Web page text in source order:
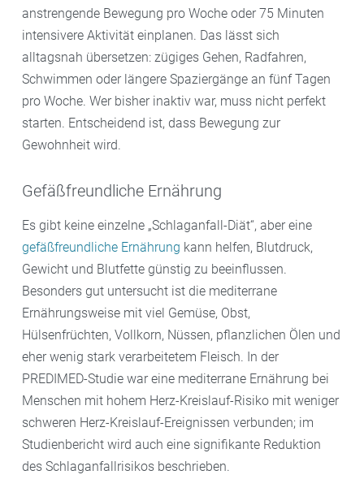
anstrengende Bewegung pro Woche oder 75 Minuten
intensivere Aktivität einplanen. Das lässt sich
alltagsnah übersetzen: zügiges Gehen, Radfahren,
Schwimmen oder längere Spaziergänge an fünf Tagen
pro Woche. Wer bisher inaktiv war, muss nicht perfekt
starten. Entscheidend ist, dass Bewegung zur
Gewohnheit wird.
Gefäßfreundliche Ernährung
Es gibt keine einzelne „Schlaganfall-Diät“, aber eine
gefäßfreundliche Ernährung kann helfen, Blutdruck,
Gewicht und Blutfette günstig zu beeinflussen.
Besonders gut untersucht ist die mediterrane
Ernährungsweise mit viel Gemüse, Obst,
Hülsenfrüchten, Vollkorn, Nüssen, pflanzlichen Ölen und
eher wenig stark verarbeitetem Fleisch. In der
PREDIMED-Studie war eine mediterrane Ernährung bei
Menschen mit hohem Herz-Kreislauf-Risiko mit weniger
schweren Herz-Kreislauf-Ereignissen verbunden; im
Studienbericht wird auch eine signifikante Reduktion
des Schlaganfallrisikos beschrieben.